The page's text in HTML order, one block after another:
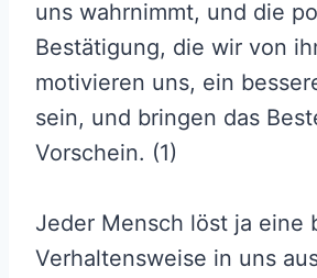
uns wahrnimmt, und die
Bestätigung, die wir von
motivieren uns, ein
sein, und bringen das
Vorschein. (1)
Jeder Mensch löst ja eine
Verhaltensweise in uns